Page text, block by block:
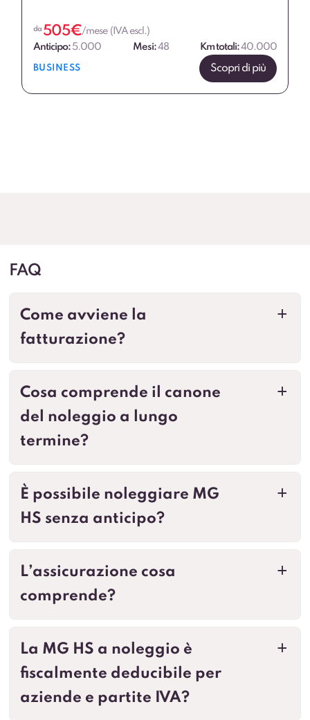
da 505€/mese (IVA escl.)
Anticipo: 5.000 Mesi:48 Km totali:40.000
BUSINESS Scopri di più
FAQ
a
Come avviene la
fatturazione?
a
Cosa comprende il canone
del noleggio a lungo
termine?
a
È possibile noleggiare MG
HS senza anticipo?
a
L’assicurazione cosa
comprende?
a
La MG HS a noleggio è
fiscalmente deducibile per
aziende e partite IVA?